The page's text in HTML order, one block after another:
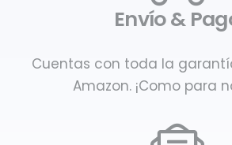
Envío &
Cuentas con toda la
Amazon. ¡Como para